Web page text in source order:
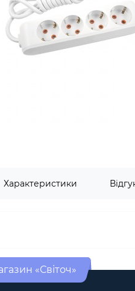
Характеристики
«Світоч»